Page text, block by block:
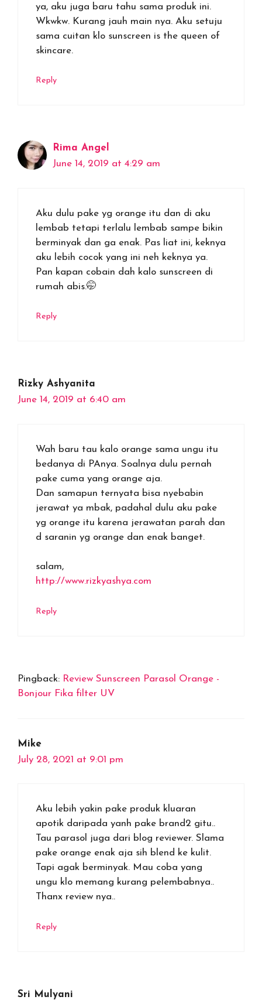
ya, aku juga baru tahu sama produk ini.
Wkwkw. Kurang jauh main nya. Aku setuju
sama cuitan klo sunscreen is the queen of
skincare.
Reply
Rima Angel
June 14, 2019 at 4:29 am
Aku dulu pake yg orange itu dan di aku
lembab tetapi terlalu lembab sampe bikin
berminyak dan ga enak. Pas liat ini, keknya
aku lebih cocok yang ini neh keknya ya.
Pan kapan cobain dah kalo sunscreen di
rumah abis.🤭
Reply
Rizky Ashyanita
June 14, 2019 at 6:40 am
Wah baru tau kalo orange sama ungu itu
bedanya di PAnya. Soalnya dulu pernah
pake cuma yang orange aja.
Dan samapun ternyata bisa nyebabin
jerawat ya mbak, padahal dulu aku pake
yg orange itu karena jerawatan parah dan
d saranin yg orange dan enak banget.
salam,
http://www.rizkyashya.com
Reply
Pingback: Review Sunscreen Parasol Orange -
Bonjour Fika filter UV
Mike
July 28, 2021 at 9:01 pm
Aku lebih yakin pake produk kluaran
apotik daripada yanh pake brand2 gitu..
Tau parasol juga dari blog reviewer. Slama
pake orange enak aja sih blend ke kulit.
Tapi agak berminyak. Mau coba yang
ungu klo memang kurang pelembabnya..
Thanx review nya..
Reply
Sri Mulyani